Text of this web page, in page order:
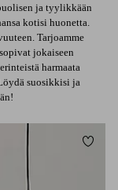
ja tyylikkään
kotisi huonetta.
Tarjoamme
jokaiseen
harmaata
suosikkisi ja
Lisää